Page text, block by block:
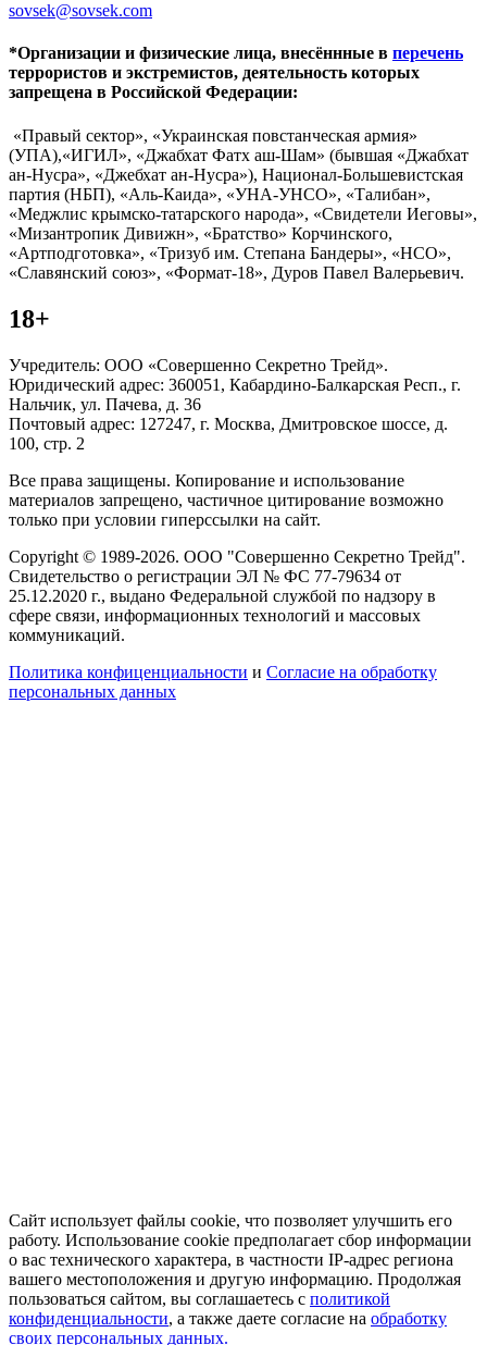
sovsek@sovsek.com
*Организации и физические лица, внесённные в перечень
террористов и экстремистов, деятельность которых
запрещена в Российской Федерации:
«Правый сектор», «Украинская повстанческая армия»
(УПА),«ИГИЛ», «Джабхат Фатх аш-Шам» (бывшая «Джабхат
ан-Нусра», «Джебхат ан-Нусра»), Национал-Большевистская
партия (НБП), «Аль-Каида», «УНА-УНСО», «Талибан»,
«Меджлис крымско-татарского народа», «Свидетели Иеговы»,
«Мизантропик Дивижн», «Братство» Корчинского,
«Артподготовка», «Тризуб им. Степана Бандеры», «НСО»,
«Славянский союз», «Формат-18», Дуров Павел Валерьевич.
18+
Учредитель: ООО «Совершенно Секретно Трейд».
Юридический адрес: 360051, Кабардино-Балкарская Респ., г.
Нальчик, ул. Пачева, д. 36
Почтовый адрес: 127247, г. Москва, Дмитровское шоссе, д.
100, стр. 2
Все права защищены. Копирование и использование
материалов запрещено, частичное цитирование возможно
только при условии гиперссылки на сайт.
Copyright © 1989-2026. ООО "Совершенно Секретно Трейд".
Свидетельство о регистрации ЭЛ № ФС 77-79634 от
25.12.2020 г., выдано Федеральной службой по надзору в
сфере связи, информационных технологий и массовых
коммуникаций.
Политика конфиценциальности и Согласие на обработку
персональных данных
Сайт использует файлы cookie, что позволяет улучшить его
работу. Использование cookie предполагает сбор информации
о вас технического характера, в частности IP-адрес региона
вашего местоположения и другую информацию. Продолжая
пользоваться сайтом, вы соглашаетесь с политикой
конфиденциальности, а также даете согласие на обработку
своих персональных данных.